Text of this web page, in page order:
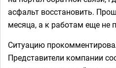
асфальт восстановить.
месяца, а к работам еще не
Ситуацию
Представители компании